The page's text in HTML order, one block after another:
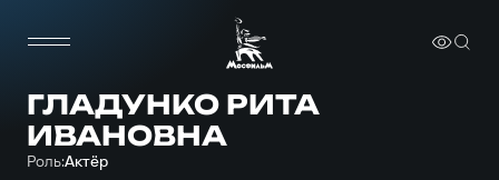
ГЛАДУНКО РИТА
ИВАНОВНА
Роль:Актёр